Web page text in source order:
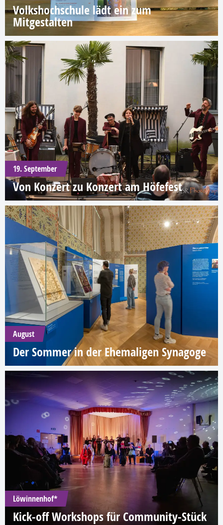
Volkshochschule lädt ein zum
Mitgestalten
19. September
Von Konzert zu Konzert am Höfefest
August
Der Sommer in der Ehemaligen Synagoge
Löwinnenhof*
Kick-off Workshops für Community-Stück